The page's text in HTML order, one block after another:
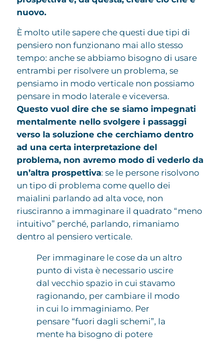
nuovo.
È molto utile sapere che questi due tipi di
pensiero non funzionano mai allo stesso
tempo: anche se abbiamo bisogno di usare
entrambi per risolvere un problema, se
pensiamo in modo verticale non possiamo
pensare in modo laterale e viceversa.
Questo vuol dire che se siamo impegnati
mentalmente nello svolgere i passaggi
verso la soluzione che cerchiamo dentro
ad una certa interpretazione del
problema, non avremo modo di vederlo da
un’altra prospettiva: se le persone risolvono
un tipo di problema come quello dei
maialini parlando ad alta voce, non
riusciranno a immaginare il quadrato “meno
intuitivo” perché, parlando, rimaniamo
dentro al pensiero verticale.
Per immaginare le cose da un altro
punto di vista è necessario uscire
dal vecchio spazio in cui stavamo
ragionando, per cambiare il modo
in cui lo immaginiamo. Per
pensare “fuori dagli schemi”, la
mente ha bisogno di potere